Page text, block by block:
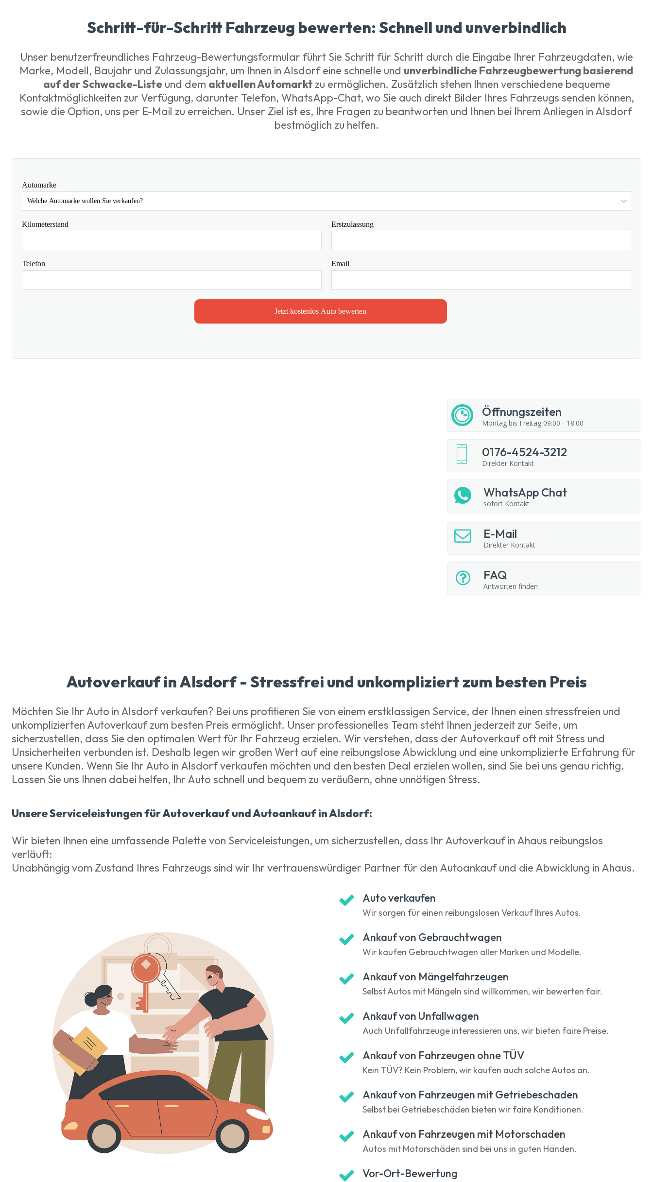
Schritt-für-Schritt Fahrzeug bewerten: Schnell und unverbindlich
Unser benutzerfreundliches Fahrzeug-Bewertungsformular führt Sie Schritt für Schritt durch die Eingabe Ihrer Fahrzeugdaten, wie
Marke, Modell, Baujahr und Zulassungsjahr, um Ihnen in Alsdorf eine schnelle und unverbindliche Fahrzeugbewertung basierend
auf der Schwacke-Listeund dem aktuellen Automarkt zu ermöglichen. Zusätzlich stehen Ihnen verschiedene bequeme
Kontaktmöglichkeiten zur Verfügung, darunter Telefon, WhatsApp-Chat, wo Sie auch direkt Bilder Ihres Fahrzeugs senden können,
sowie die Option, uns per E-Mail zu erreichen. Unser Ziel ist es, Ihre Fragen zu beantworten und Ihnen bei Ihrem Anliegen in Alsdorf
bestmöglich zu helfen.
Automarke
Kilometerstand Erstzulassung
Telefon Email
Jetzt kostenlos Auto bewerten
Öffnungszeiten
Montag bis Freitag 09:00 - 18:00
0176-4524-3212
Direkter Kontakt
WhatsApp Chat
sofort Kontakt
E-Mail
Direkter Kontakt
FAQ
Antworten finden
Autoverkauf in Alsdorf - Stressfrei und unkompliziert zum besten Preis
Möchten Sie Ihr Auto in Alsdorf verkaufen? Bei uns profitieren Sie von einem erstklassigen Service, der Ihnen einen stressfreien und
unkomplizierten Autoverkauf zum besten Preis ermöglicht. Unser professionelles Team steht Ihnen jederzeit zur Seite, um
sicherzustellen, dass Sie den optimalen Wert für Ihr Fahrzeug erzielen. Wir verstehen, dass der Autoverkauf oft mit Stress und
Unsicherheiten verbunden ist. Deshalb legen wir großen Wert auf eine reibungslose Abwicklung und eine unkomplizierte Erfahrung für
unsere Kunden. Wenn Sie Ihr Auto in Alsdorf verkaufen möchten und den besten Deal erzielen wollen, sind Sie bei uns genau richtig.
Lassen Sie uns Ihnen dabei helfen, Ihr Auto schnell und bequem zu veräußern, ohne unnötigen Stress.
Unsere Serviceleistungen für Autoverkauf und Autoankauf in Alsdorf:
Wir bieten Ihnen eine umfassende Palette von Serviceleistungen, um sicherzustellen, dass Ihr Autoverkauf in Ahaus reibungslos
verläuft:
Unabhängig vom Zustand Ihres Fahrzeugs sind wir Ihr vertrauenswürdiger Partner für den Autoankauf und die Abwicklung in Ahaus.
Auto verkaufen
Wir sorgen für einen reibungslosen Verkauf Ihres Autos.
Ankauf von Gebrauchtwagen
Wir kaufen Gebrauchtwagen aller Marken und Modelle.
Ankauf von Mängelfahrzeugen
Selbst Autos mit Mängeln sind willkommen, wir bewerten fair.
Ankauf von Unfallwagen
Auch Unfallfahrzeuge interessieren uns, wir bieten faire Preise.
Ankauf von Fahrzeugen ohne TÜV
Kein TÜV? Kein Problem, wir kaufen auch solche Autos an.
Ankauf von Fahrzeugen mit Getriebeschaden
Selbst bei Getriebeschäden bieten wir faire Konditionen.
Ankauf von Fahrzeugen mit Motorschaden
Autos mit Motorschäden sind bei uns in guten Händen.
Vor-Ort-Bewertung